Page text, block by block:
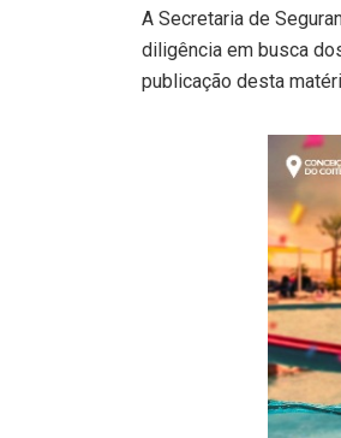
A Secretaria de
diligência em busca
publicação desta